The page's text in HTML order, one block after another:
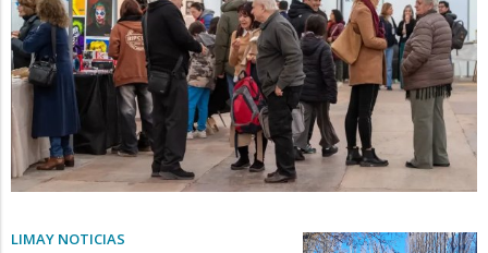
LIMAY NOTICIAS